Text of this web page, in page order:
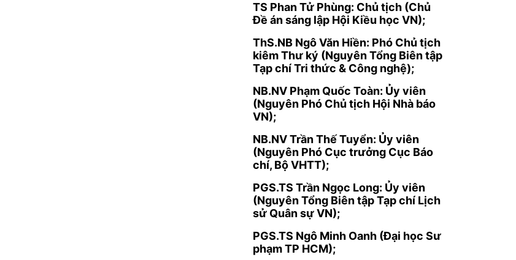
TS Phan Tử Phùng: Chủ tịch (Chủ
Đề án sáng lập Hội Kiều học VN);
ThS.NB Ngô Văn Hiền: Phó Chủ tịch
kiêm Thư ký (Nguyên Tổng Biên tập
Tạp chí Tri thức & Công nghệ);
NB.NV Phạm Quốc Toàn: Ủy viên
(Nguyên Phó Chủ tịch Hội Nhà báo
VN);
NB.NV Trần Thế Tuyển: Ủy viên
(Nguyên Phó Cục trưởng Cục Báo
chí, Bộ VHTT);
PGS.TS Trần Ngọc Long: Ủy viên
(Nguyên Tổng Biên tập Tạp chí Lịch
sử Quân sự VN);
PGS.TS Ngô Minh Oanh (Đại học Sư
phạm TP HCM);